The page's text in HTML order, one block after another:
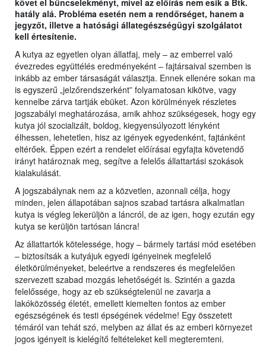
követ el bűncselekményt, mivel az előírás nem esik a Btk.
hatály alá. Probléma esetén nem a rendőrséget, hanem a
jegyzőt, illetve a hatósági állategészségügyi szolgálatot
kell értesítenie.
A kutya az egyetlen olyan állatfaj, mely – az emberrel való
évezredes együttélés eredményeként – fajtársaival szemben is
inkább az ember társaságát választja. Ennek ellenére sokan ma
is egyszerű „jelzőrendszerként” folyamatosan kikötve, vagy
kennelbe zárva tartják ebüket. Azon körülmények részletes
jogszabályi meghatározása, amik ahhoz szükségesek, hogy egy
kutya jól szocializált, boldog, kiegyensúlyozott lényként
élhessen, lehetetlen, hisz az igények egyedenként, fajtánként
eltérőek. Éppen ezért a rendelet előírásai egyfajta követendő
irányt határoznak meg, segítve a felelős állattartási szokások
kialakulását.
A jogszabálynak nem az a közvetlen, azonnali célja, hogy
minden, jelen állapotában sajnos szabad tartásra alkalmatlan
kutya is végleg lekerüljön a láncról, de az igen, hogy ezután egy
kutya se kerüljön tartósan láncra!
Az állattartók kötelessége, hogy – bármely tartási mód esetében
– biztosítsák a kutyájuk egyedi igényeinek megfelelő
életkörülményeket, beleértve a rendszeres és megfelelően
szervezett szabad mozgás lehetőségét is. Szintén a gazda
felelőssége, hogy az eb szükségtelenül ne zavarja a
lakóközösség életét, emellett kiemelten fontos az ember
egészségének és testi épségének védelme! Egy összetett
témáról van tehát szó, melyben az állat és az emberi környezet
jogos igényeit is kielégítő feltételeket kell megteremteni.